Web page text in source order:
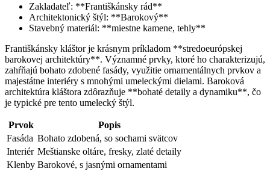
Zakladateľ: **Františkánsky rád**
Architektonický štýl: **Barokový**
Stavebný materiál: **miestne kamene, tehly**
Františkánsky kláštor je krásnym príkladom **stredoeurópskej
barokovej architektúry**. Významné prvky, ktoré ho charakterizujú,
zahŕňajú bohato zdobené fasády, využitie ornamentálnych prvkov a
majestátne interiéry s mnohými umeleckými dielami. Baroková
architektúra kláštora zdôrazňuje **bohaté detaily a dynamiku**, čo
je typické pre tento umelecký štýl.
Prvok
Popis
Fasáda Bohato zdobená, so sochami svätcov
Interiér Meštianske oltáre, fresky, zlaté detaily
Klenby Barokové, s jasnými ornamentami